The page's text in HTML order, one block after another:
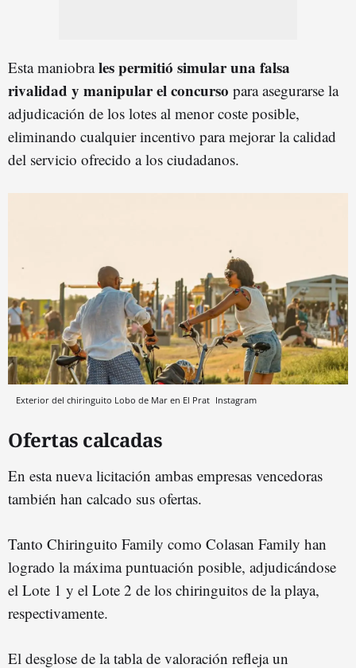
Esta maniobrales permitió simular una falsa
rivalidad y manipular el concurso para asegurarse la
adjudicación de los lotes al menor coste posible,
eliminando cualquier incentivo para mejorar la calidad
del servicio ofrecido a los ciudadanos.
Exterior del chiringuito Lobo de Mar en El Prat Instagram
Ofertas calcadas
En esta nueva licitación ambas empresas vencedoras
también han calcado sus ofertas.
Tanto Chiringuito Family como Colasan Family han
logrado la máxima puntuación posible, adjudicándose
el Lote 1 y el Lote 2 de los chiringuitos de la playa,
respectivamente.
El desglose de la tabla de valoración refleja un